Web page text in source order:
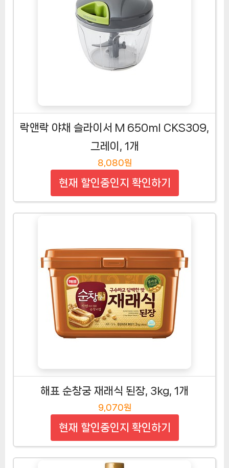
락앤락 야채 슬라이서 M 650ml CKS309,
그레이, 1개
8,080원
현재 할인중인지 확인하기
해표 순창궁 재래식 된장, 3kg, 1개
9,070원
현재 할인중인지 확인하기